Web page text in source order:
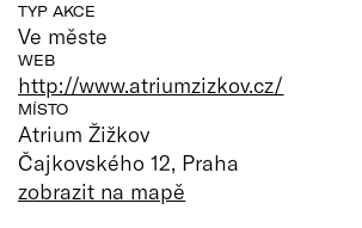
TYP AKCE
Ve měste
WEB
http://www.atriumzizkov.cz/
MÍSTO
Atrium Žižkov
Čajkovského 12, Praha
zobrazit na mapě